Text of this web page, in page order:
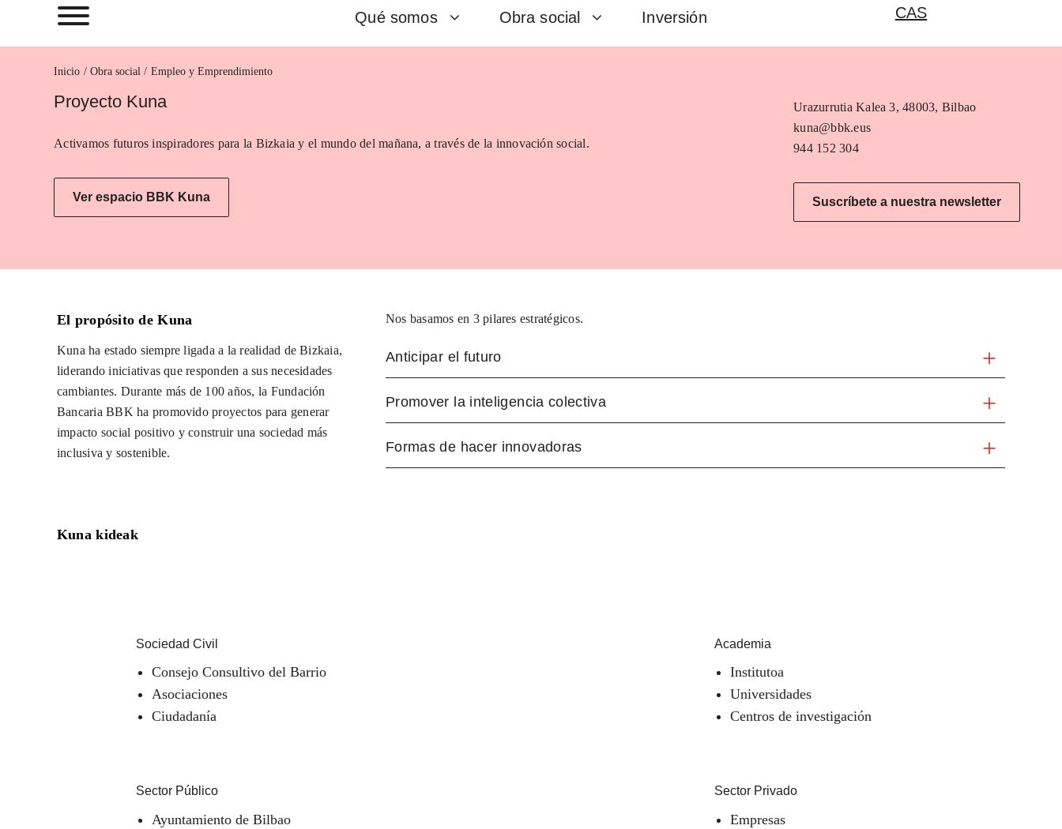
Qué somos Obra social Inversión CAS
Inicio Empleo y Emprendimiento
Proyecto Kuna
Activamos futuros inspiradores para la Bizkaia y el mundo del mañana, a través de la innovación social.
Ver espacio BBK Kuna
Urazurrutia Kalea 3, 48003, Bilbao
kuna@bbk.eus
944 152 304
Suscríbete a nuestra newsletter
El propósito de Kuna
Kuna ha estado siempre ligada a la realidad de Bizkaia,
liderando iniciativas que responden a sus necesidades
cambiantes. Durante más de 100 años, la Fundación
Bancaria BBK ha promovido proyectos para generar
impacto social positivo y construir una sociedad más
inclusiva y sostenible.
Nos basamos en 3 pilares estratégicos.
Anticipar el futuro
Promover la inteligencia colectiva
Formas de hacer innovadoras
Kuna kideak
Sociedad Civil
Consejo Consultivo del Barrio
Asociaciones
Ciudadanía
Sector Público
Ayuntamiento de Bilbao
Academia
Institutoa
Universidades
Centros de investigación
Sector Privado
Empresas